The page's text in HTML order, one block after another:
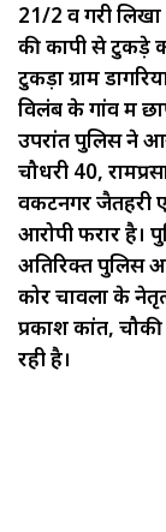
21/2 व गरी
की कापी से टुकड़े
टुकड़ा ग्राम
विलंब के गांव में
उपरांत पुलिस ने
चौधरी 40,
वेंकटनगर जैतहरी
आरोपी फरार है।
अतिरिक्त पुलिस
कोर चावला के
प्रकाश कांत, चौकी
रही है।